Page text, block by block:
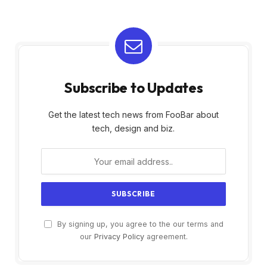
Subscribe to Updates
Get the latest tech news from FooBar about
tech, design and biz.
By signing up, you agree to the our terms and
our Privacy Policyagreement.